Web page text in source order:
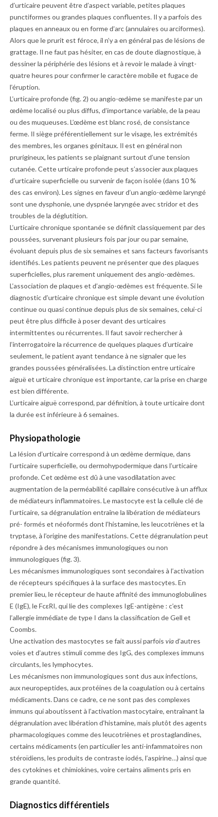
d’urticaire peuvent être d’aspect variable, petites plaques
punctiformes ou grandes plaques confluentes. Il y a parfois des
plaques en anneaux ou en forme d’arc (annulaires ou arciformes).
Alors que le prurit est féroce, il n’y a en général pas de lésions de
grattage. Il ne faut pas hésiter, en cas de doute diagnostique, à
dessiner la périphérie des lésions et à revoir le malade à vingt-
quatre heures pour confirmer le caractère mobile et fugace de
l’éruption.
L’urticaire profonde (fig. 2) ou angio-œdème se manifeste par un
œdème localisé ou plus diffus, d’importance variable, de la peau
ou des muqueuses. L’œdème est blanc rosé, de consistance
ferme. Il siège préférentiellement sur le visage, les extrémités
des membres, les organes génitaux. Il est en général non
prurigineux, les patients se plaignant surtout d’une tension
cutanée. Cette urticaire profonde peut s’associer aux plaques
d’urticaire superficielle ou survenir de façon isolée (dans 10 %
des cas environ). Les signes en faveur d’un angio-œdème laryngé
sont une dysphonie, une dyspnée laryngée avec stridor et des
troubles de la déglutition.
L’urticaire chronique spontanée se définit classiquement par des
poussées, survenant plusieurs fois par jour ou par semaine,
évoluant depuis plus de six semaines et sans facteurs favorisants
identifiés. Les patients peuvent ne présenter que des plaques
superficielles, plus rarement uniquement des angio-œdèmes.
L’association de plaques et d’angio-œdèmes est fréquente. Si le
diagnostic d’urticaire chronique est simple devant une évolution
continue ou quasi continue depuis plus de six semaines, ­celui-ci
peut être plus difficile à poser devant des urticaires
intermittentes ou récurrentes. Il faut savoir rechercher à
l’interrogatoire la récurrence de quelques plaques d’urticaire
seulement, le patient ayant tendance à ne signaler que les
grandes poussées généralisées. La distinction entre urticaire
aiguë et urticaire chronique est importante, car la prise en charge
est bien différente.
L’urticaire aiguë correspond, par définition, à toute urticaire dont
la durée est inférieure à 6 semaines.
Physiopathologie
La lésion d’urticaire correspond à un œdème dermique, dans
l’urticaire superficielle, ou dermohypodermique dans l’urticaire
profonde. Cet œdème est dû à une vaso­dilatation avec
augmentation de la perméabilité capillaire consécutive à un afflux
de médiateurs inflammatoires. Le mastocyte est la cellule clé de
l’urticaire, sa dégranulation entraîne la libération de médiateurs
pré- formés et néoformés dont l’histamine, les leucotriènes et la
tryptase, à l’origine des manifestations. Cette dégranulation peut
répondre à des mécanismes immunologiques ou non
immunologiques (fig. 3).
Les mécanismes immunologiques sont secondaires à l’activation
de récepteurs spécifiques à la surface des mastocytes. En
premier lieu, le récepteur de haute affinité des immunoglobulines
E (IgE), le FcεRI, qui lie des complexes IgE-antigène : c’est
l’allergie immédiate de type I dans la classification de Gell et
Coombs.
Une activation des mastocytes se fait aussi parfois viad’autres
voies et d’autres stimuli comme des IgG, des complexes immuns
circulants, les lymphocytes.
Les mécanismes non immunologiques sont dus aux infections,
aux neuropeptides, aux protéines de la coagulation ou à certains
médicaments. Dans ce cadre, ce ne sont pas des complexes
immuns qui aboutissent à l’activation mastocytaire, entraînant la
dégranulation avec libération d’histamine, mais plutôt des agents
pharmacologiques comme des leucotriènes et prostaglandines,
certains médicaments (en particulier les anti-­infammatoires non
stéroïdiens, les produits de contraste iodés, l’aspirine…) ainsi que
des cytokines et chimiokines, voire certains aliments pris en
grande quantité.
Diagnostics différentiels